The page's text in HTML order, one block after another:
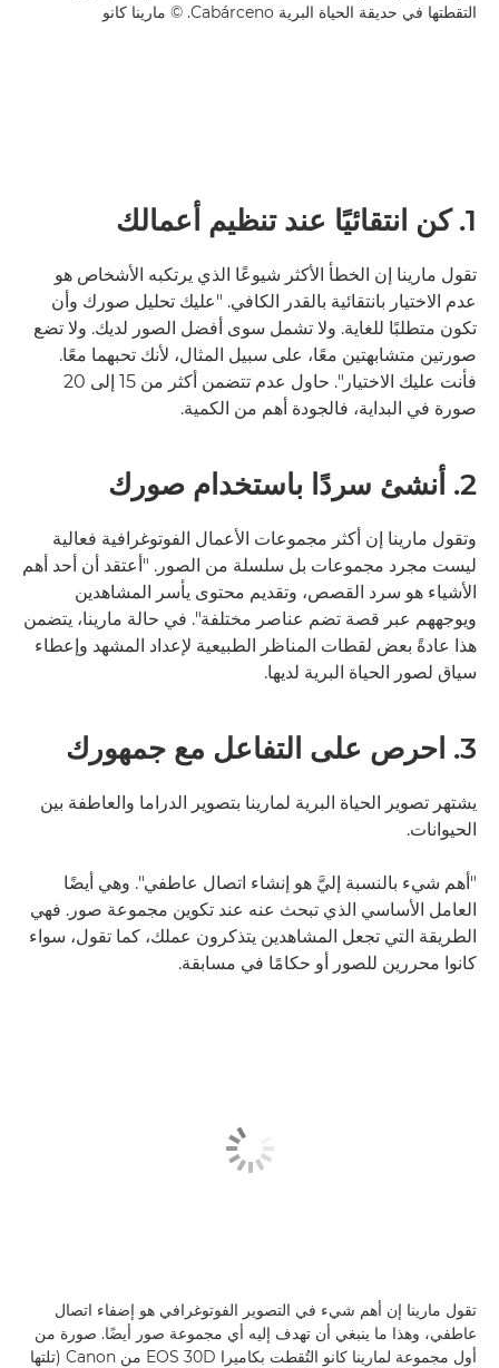
التقطتها في حديقة الحياة البرية Cabárceno. © مارينا كانو
1. كن انتقائيًا عند تنظيم أعمالك
تقول مارينا إن الخطأ الأكثر شيوعًا الذي يرتكبه الأشخاص هو
عدم الاختيار بانتقائية بالقدر الكافي. "عليك تحليل صورك وأن
تكون متطلبًا للغاية. ولا تشمل سوى أفضل الصور لديك. ولا تضع
صورتين متشابهتين معًا، على سبيل المثال، لأنك تحبهما معًا.
فأنت عليك الاختيار". حاول عدم تتضمن أكثر من 15 إلى 20
صورة في البداية، فالجودة أهم من الكمية.
2. أنشئ سردًا باستخدام صورك
وتقول مارينا إن أكثر مجموعات الأعمال الفوتوغرافية فعالية
ليست مجرد مجموعات بل سلسلة من الصور. "أعتقد أن أحد أهم
الأشياء هو سرد القصص، وتقديم محتوى يأسر المشاهدين
ويوجههم عبر قصة تضم عناصر مختلفة". في حالة مارينا، يتضمن
هذا عادةً بعض لقطات المناظر الطبيعية لإعداد المشهد وإعطاء
سياق لصور الحياة البرية لديها.
3. احرص على التفاعل مع جمهورك
يشتهر تصوير الحياة البرية لمارينا بتصوير الدراما والعاطفة بين
الحيوانات.
"أهم شيء بالنسبة إليَّ هو إنشاء اتصال عاطفي". وهي أيضًا
العامل الأساسي الذي تبحث عنه عند تكوين مجموعة صور. فهي
الطريقة التي تجعل المشاهدين يتذكرون عملك، كما تقول، سواء
كانوا محررين للصور أو حكامًا في مسابقة.
تقول مارينا إن أهم شيء في التصوير الفوتوغرافي هو إضفاء اتصال
عاطفي، وهذا ما ينبغي أن تهدف إليه أي مجموعة صور أيضًا. صورة من
أول مجموعة لمارينا كانو التُقطت بكاميرا EOS 30D من Canon (تلتها